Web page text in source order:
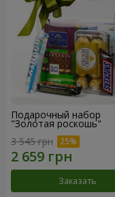
Подарочный набор
"Золотая роскошь"
3 545 грн
Заказать